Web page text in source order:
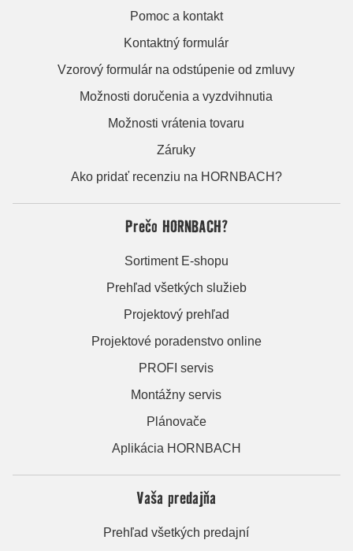
Pomoc a kontakt
Kontaktný formulár
Vzorový formulár na odstúpenie od zmluvy
Možnosti doručenia a vyzdvihnutia
Možnosti vrátenia tovaru
Záruky
Ako pridať recenziu na HORNBACH?
Prečo HORNBACH?
Sortiment E-shopu
Prehľad všetkých služieb
Projektový prehľad
Projektové poradenstvo online
PROFI servis
Montážny servis
Plánovače
Aplikácia HORNBACH
Vaša predajňa
Prehľad všetkých predajní